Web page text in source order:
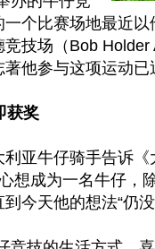
个比赛场地最近以
技场（Bob Holder
他参与这项运动已
获奖
亚牛仔骑手告诉《
想成为一名牛仔，
今天他的想法“仍没